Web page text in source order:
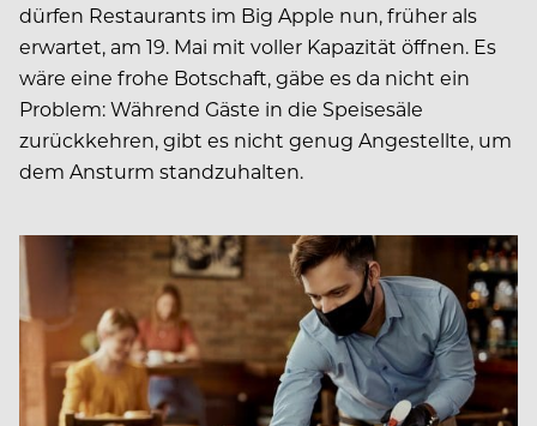
dürfen Restaurants im Big Apple nun, früher als
erwartet, am 19. Mai mit voller Kapazität öffnen. Es
wäre eine frohe Botschaft, gäbe es da nicht ein
Problem: Während Gäste in die Speisesäle
zurückkehren, gibt es nicht genug Angestellte, um
dem Ansturm standzuhalten.